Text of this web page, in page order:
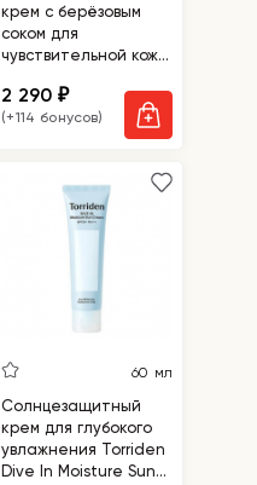
крем с берёзовым
соком для
чувствительной кожи
Moisturizing Mild-Up
Sunscreen
2 290₽
(+114 бонусов)
60 мл
Солнцезащитный
крем для глубокого
увлажнения Torriden
Dive In Moisture Sun